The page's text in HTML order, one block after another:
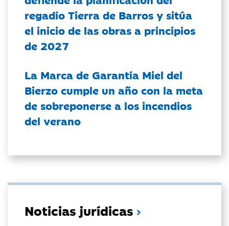
regadío Tierra de Barros y sitúa
el inicio de las obras a principios
de 2027
La Marca de Garantía Miel del
Bierzo cumple un año con la meta
de sobreponerse a los incendios
del verano
Noticias jurídicas